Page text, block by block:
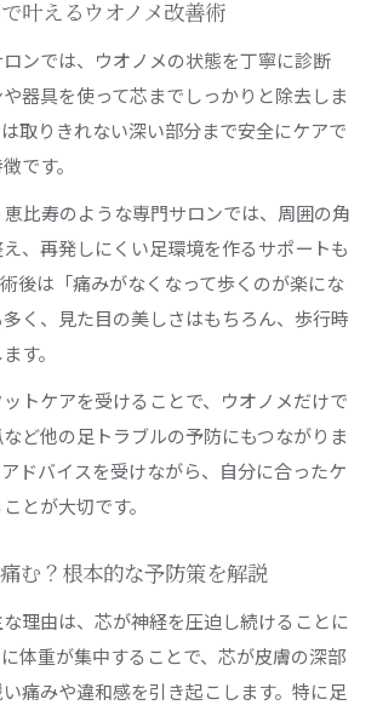
のサロンがすすめるウオノメ予防法
靴選びで変わるウオノメリスク軽減
ケアと専門ケアの組み合わせが効果的
長く続けられるウオノメケアの基準
や実績で選ぶウオノメ施術のポイント
アとの併用でウオノメ改善を目指す
施術で重視したい相談しやすさとは
叶えるウオノメ改善術
ンでは、ウオノメの状態を丁寧に診断
器具を使って芯までしっかりと除去しま
取りきれない深い部分まで安全にケアで
です。
比寿のような専門サロンでは、周囲の角
、再発しにくい足環境を作るサポートも
後は「痛みがなくなって歩くのが楽にな
く、見た目の美しさはもちろん、歩行時
す。
トケアを受けることで、ウオノメだけで
ど他の足トラブルの予防にもつながりま
ドバイスを受けながら、自分に合ったケ
とが大切です。
む？根本的な予防策を解説
理由は、芯が神経を圧迫し続けることに
体重が集中することで、芯が皮膚の深部
痛みや違和感を引き起こします。特に足